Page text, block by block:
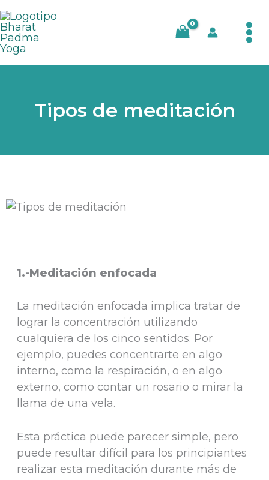
al
contenido
Tipos de meditación
1.-Meditación enfocada
La meditación enfocada implica tratar de
lograr la concentración utilizando
cualquiera de los cinco sentidos. Por
ejemplo, puedes concentrarte en algo
interno, como la respiración, o en algo
externo, como contar un rosario o mirar la
llama de una vela.
Esta práctica puede parecer simple, pero
puede resultar difícil para los principiantes
realizar esta meditación durante más de